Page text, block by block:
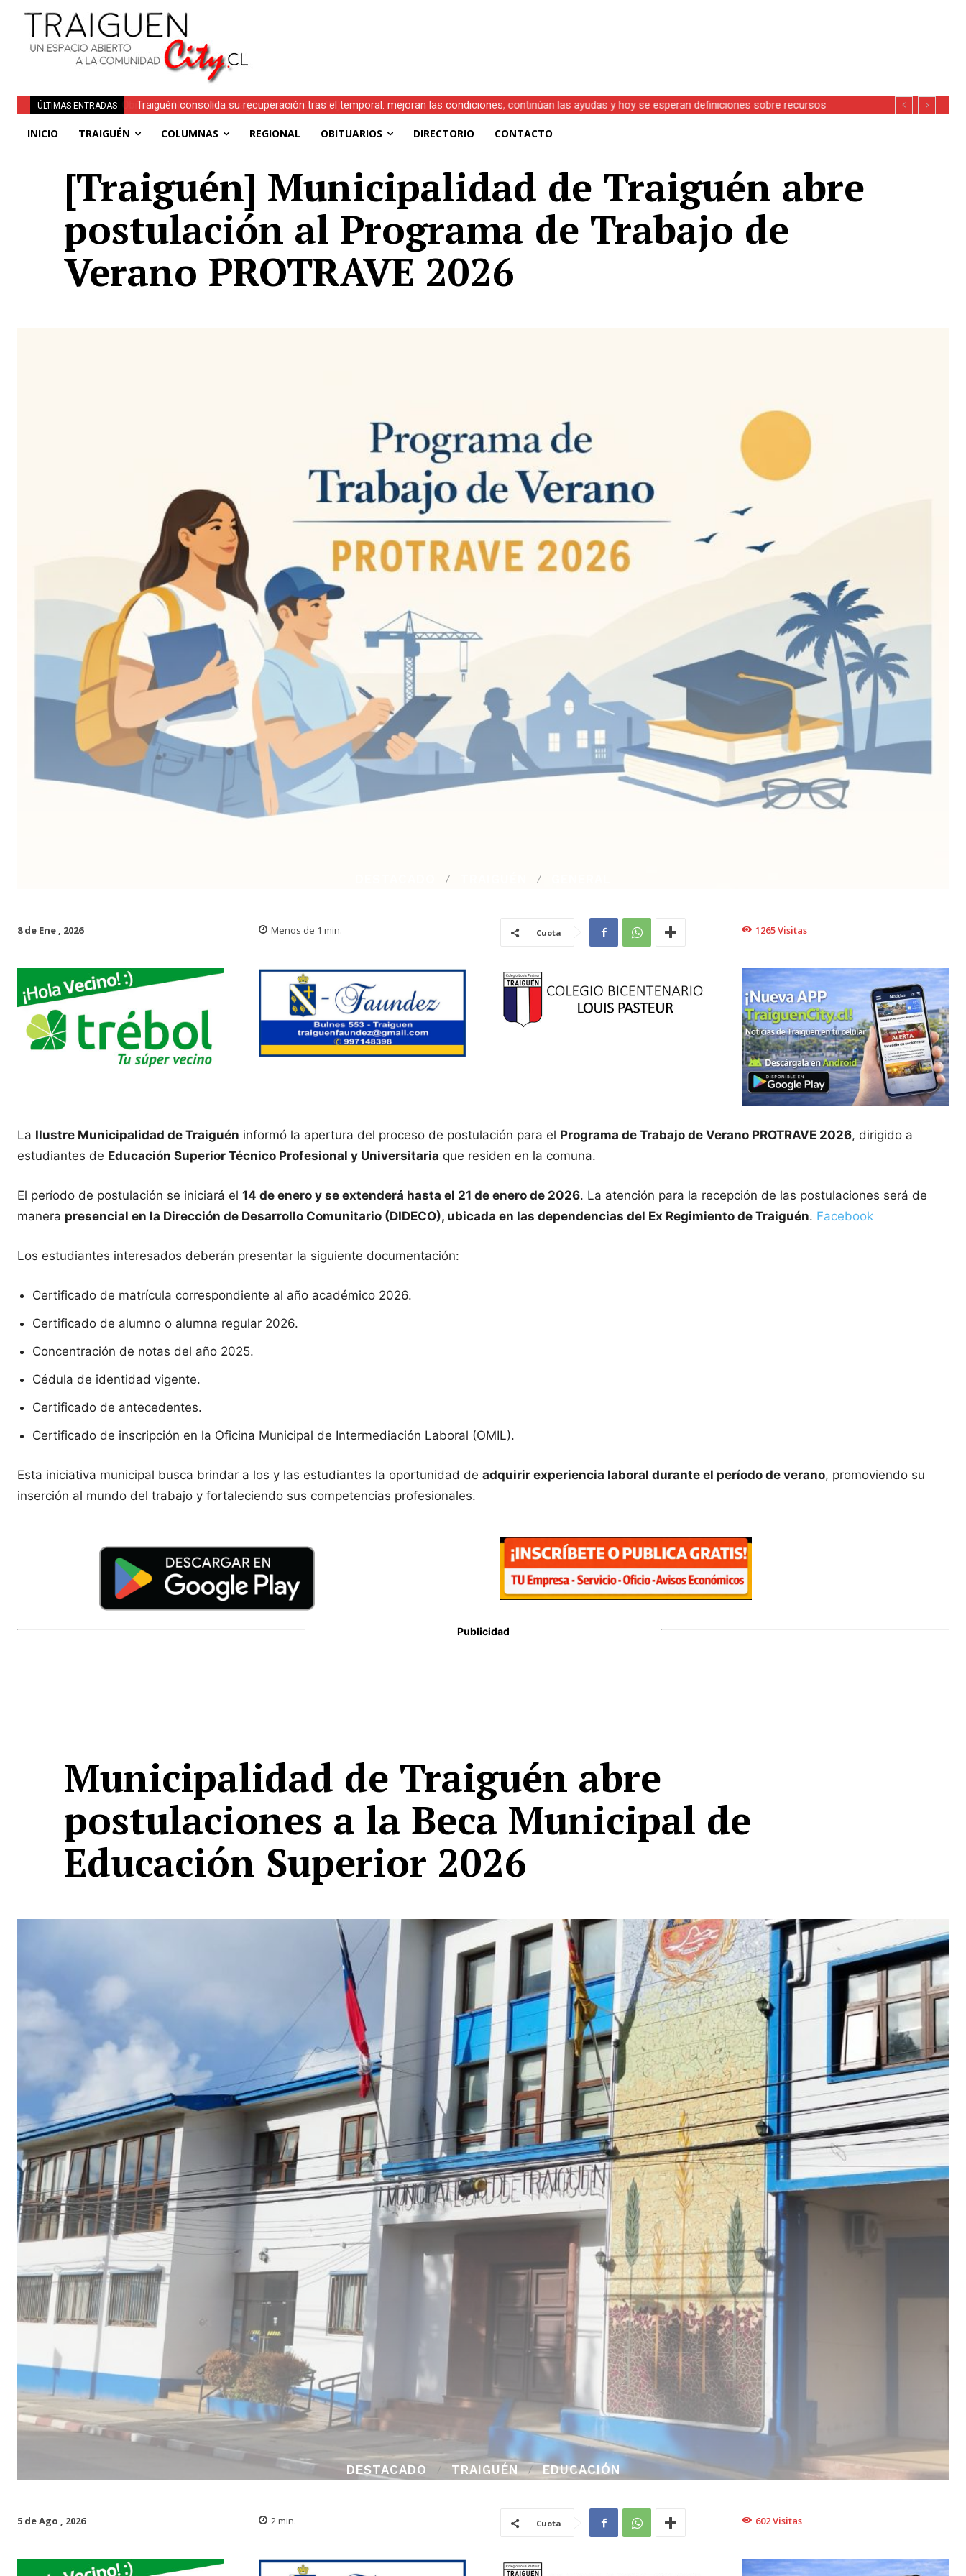
ÚLTIMAS ENTRADAS
Traiguén consolida su recuperación tras el temporal: mejoran las condiciones, continúan las ayudas y hoy se esperan definiciones sobre recursos
INICIO TRAIGUÉN COLUMNAS REGIONAL OBITUARIOS DIRECTORIO CONTACTO
[Traiguén] Municipalidad de Traiguén abre
postulación al Programa de Trabajo de
Verano PROTRAVE 2026
8 de Ene , 2026 Menos de 1 min. Cuota 1265Visitas
La Ilustre Municipalidad de Traiguén informó la apertura del proceso de postulación para el Programa de Trabajo de Verano PROTRAVE 2026, dirigido a
estudiantes de Educación Superior Técnico Profesional y Universitaria que residen en la comuna.
El período de postulación se iniciará el 14 de enero y se extenderá hasta el 21 de enero de 2026. La atención para la recepción de las postulaciones será de
manera presencial en la Dirección de Desarrollo Comunitario (DIDECO), ubicada en las dependencias del Ex Regimiento de Traiguén. Facebook
Los estudiantes interesados deberán presentar la siguiente documentación:
Certificado de matrícula correspondiente al año académico 2026.
Certificado de alumno o alumna regular 2026.
Concentración de notas del año 2025.
Cédula de identidad vigente.
Certificado de antecedentes.
Certificado de inscripción en la Oficina Municipal de Intermediación Laboral (OMIL).
Esta iniciativa municipal busca brindar a los y las estudiantes la oportunidad de adquirir experiencia laboral durante el período de verano, promoviendo su
inserción al mundo del trabajo y fortaleciendo sus competencias profesionales.
Publicidad